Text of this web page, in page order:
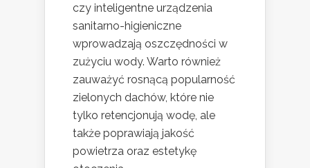
czy inteligentne urządzenia
sanitarno-higieniczne
wprowadzają oszczędności w
zużyciu wody. Warto również
zauważyć rosnącą popularność
zielonych dachów, które nie
tylko retencjonują wodę, ale
także poprawiają jakość
powietrza oraz estetykę